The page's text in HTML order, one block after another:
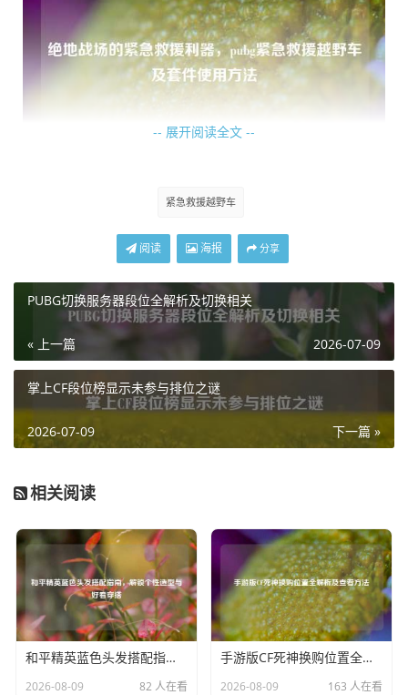
这辆紧急救援越野车拥有坚固的车身，能在枪林弹雨中为车
神贯注地穿梭在枪林弹雨之间，向着目标疾驰而去，车窗外
——拯救队友。
一旦到达队友身边，迅速而精准的救援行动即刻展开，医护
人员熟练地对伤者进行紧急救治，争分夺秒地稳定他们的生
命体征，驾驶员密切关注周围的战局，时刻准备应对突发状
况,确保救援过程的安全。
pubg 紧急救援越野车不仅是一辆交通工具，更是团队协作
弃、不放弃的精神，在它的帮助下，许多处于绝境的队伍得
胜利，它就像是绝地战场上的守护者，默默地守护着每一位
战士，为他们的生存与胜利贡献着不可或缺的力量。
-- 展开阅读全文 --
紧急救援越野车
阅读 海报 分享
PUBG切换服务器段位全解析及切换相关
« 上一篇 2026-07-09
掌上CF段位榜显示未参与排位之谜
下一篇 »
2026-07-09
相关阅读
和平精英蓝色头发搭配指南，解锁个性造型与好看穿搭
2026-08-09 82 人在看
手游版CF死神换购位置全解析及查看方法
2026-08-09 163 人在看